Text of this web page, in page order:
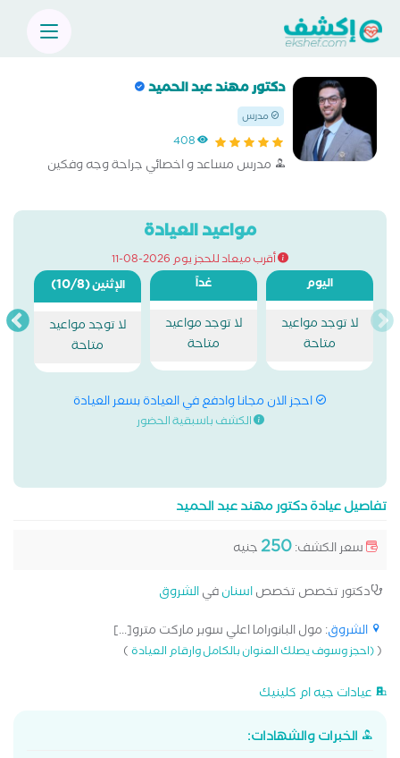
دكتور مهند عبد الحميد
مدرس
408
مدرس مساعد و اخصائي جراحة وجه وفكين
مواعيد العيادة
أقرب ميعاد للحجز يوم 2026-08-11
اليوم
لا توجد مواعيد
متاحة
غداً
لا توجد مواعيد
متاحة
الإثنين(10/8)
لا توجد مواعيد
متاحة
احجز الان مجانا وادفع في العيادة بسعر العيادة
الكشف باسبقية الحضور
تفاصيل عيادة دكتور مهند عبد الحميد
سعر الكشف:250جنيه
دكتور تخصص تخصصاسنانفيالشروق
الشروق: مول البانوراما اعلي سوبر ماركت مترو[...]
((احجز وسوف يصلك العنوان بالكامل وارقام العيادة)
عيادات جيه ام كلينيك
الخبرات والشهادات: